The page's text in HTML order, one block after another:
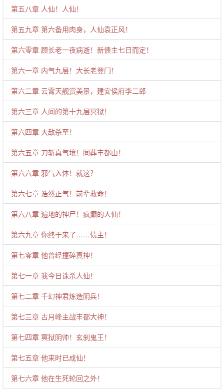
第五八章 人仙！人仙！
第五九章 第六备用肉身，人仙袁正风！
第六零章 顾长老一夜病逝！新债主七日而定！
第六一章 内气九层！大长老登门！
第六二章 云霄天舰赏美景，建安侯府李二郎
第六三章 人间的第十九层冥狱！
第六四章 大敌杀至！
第六五章 刀斩真气境！同葬丰都山！
第六六章 邪气入体！就这？
第六七章 浩然正气！前辈救命！
第六八章 遍地的神尸！疯癫的人仙！
第六九章 你终于来了……债主！
第七零章 他曾经撞碎真神！
第七一章 我今日诛杀人仙！
第七二章 千幻神君炼造阴兵！
第七三章 古月峰主战丰都大神！
第七四章 冥狱阴帅！玄刹鬼王！
第七五章 他来时已成仙！
第七六章 他在生死轮回之外！